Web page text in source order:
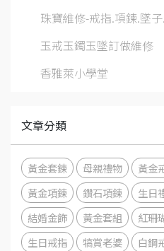
珠寶維修-戒指.項鍊.墜
玉戒玉鐲玉墜訂做維修
香雅萊小學堂
文章分類
黃金套鍊 母親禮物 黃金
黃金項鍊
鑽石項鍊 生日
結婚金飾
黃金套組 紅珊
生日戒指
犒賞老婆 白鋼